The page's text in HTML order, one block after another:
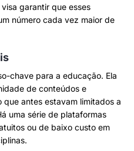
visa garantir que esses
número cada vez maior de
chave para a educação. Ela
de conteúdos e
antes estavam limitados a
uma série de plataformas
ou de baixo custo em